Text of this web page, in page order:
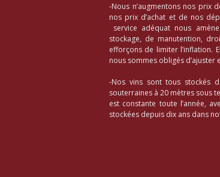
-Nous n’augmentons nos prix
nos prix d’achat et de nos
service adéquat nous
stockage, de manutention,
efforçons de limiter l’inflation.
nous sommes obligés d’ajuster
-Nos vins sont tous stockés
souterraines à 20 mètres sous
est constante toute l’année,
stockées depuis dix ans dans